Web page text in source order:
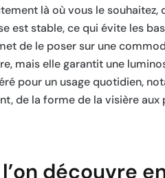
là où vous le
est stable, ce qui évite les
de le poser sur une
mais elle garantit une
pour un usage quotidien,
de la forme de la visière
découvre